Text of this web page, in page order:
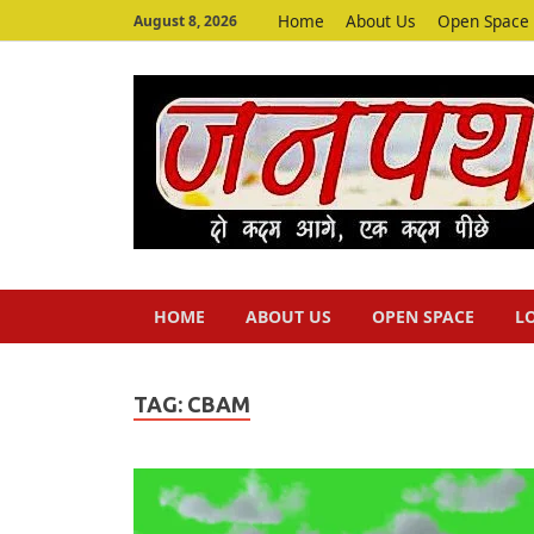
August 8, 2026 Home About Us Open Space
HOME ABOUT US OPEN SPACE
TAG: CBAM